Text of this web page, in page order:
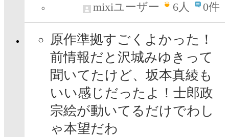
mixiユーザー
6人 0件
原作準拠すごくよかった！
前情報だと沢城みゆきって
聞いてたけど、坂本真綾も
いい感じだったよ！士郎政
宗絵が動いてるだけでわし
ゃ本望だわ